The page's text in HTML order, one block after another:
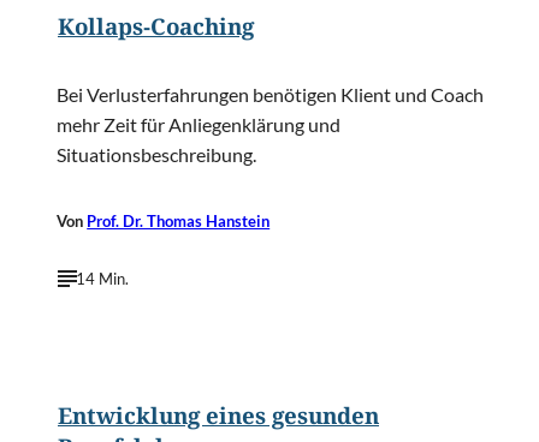
Kollaps-Coaching
Bei Verlusterfahrungen benötigen Klient und Coach
mehr Zeit für Anliegenklärung und
Situationsbeschreibung.
Von Prof. Dr. Thomas Hanstein
14 Min.
Entwicklung eines gesunden